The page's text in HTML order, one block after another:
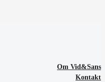
Om Vid&Sans
Kontakt